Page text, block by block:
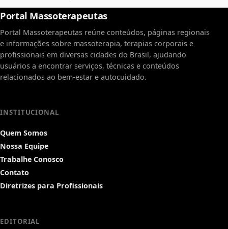
Portal Massoterapeutas
Portal Massoterapeutas reúne conteúdos, páginas regionais
e informações sobre massoterapia, terapias corporais e
profissionais em diversas cidades do Brasil, ajudando
usuários a encontrar serviços, técnicas e conteúdos
relacionados ao bem-estar e autocuidado.
INSTITUCIONAL
Quem Somos
Nossa Equipe
Trabalhe Conosco
Contato
Diretrizes para Profissionais
EDITORIAL